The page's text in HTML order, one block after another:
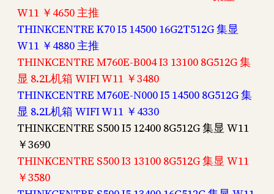
W11 ￥4650 主推
THINKCENTRE K70 I5 14500 16G2T512G 集显
W11 ￥4880 主推
THINKCENTRE M760E-B004 I3 13100 8G512G 集
显 8.2L机箱 WIFI W11 ￥3480
THINKCENTRE M760E-N000 I5 14500 8G512G 集
显 8.2L机箱 WIFI W11 ￥4330
THINKCENTRE S500 I5 12400 8G512G 集显 W11
￥3690
THINKCENTRE S500 I3 13100 8G512G 集显 W11
￥3580